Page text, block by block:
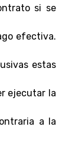
si se
efectiva.
estas
ejecutar la
a la